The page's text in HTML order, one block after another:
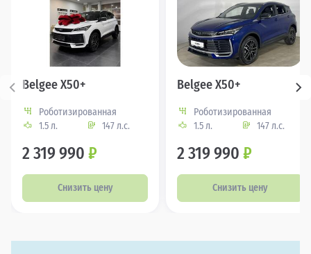
Belgee X50+
Роботизированная
1.5 л.
147 л.с.
2 319 990 ₽
Снизить цену
Belgee X50+
Роботизированная
1.5 л.
147 л.с.
2 319 990 ₽
Снизить цену